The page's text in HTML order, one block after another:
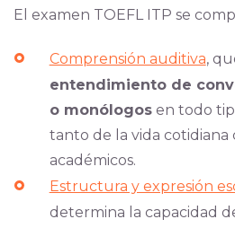
El examen TOEFL ITP se
Comprensión auditiva,
entendimiento de
o monólogosen todo
tanto de la vida
académicos.
Estructura y expresión
determina la capacidad